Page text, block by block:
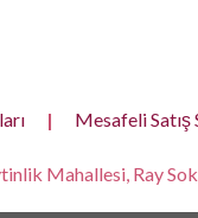
| Mesafeli Satış
Mahallesi, Ray